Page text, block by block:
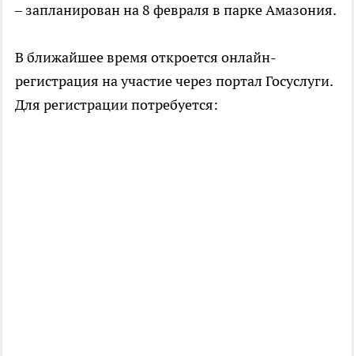
– запланирован на 8 февраля в парке Амазония.
В ближайшее время откроется онлайн-
регистрация на участие через портал Госуслуги.
Для регистрации потребуется: